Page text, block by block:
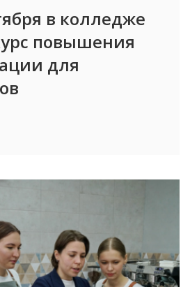
в колледже
повышения
для